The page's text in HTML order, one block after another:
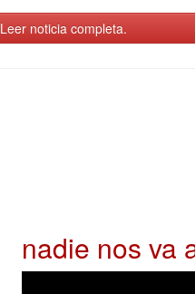
Leer noticia completa.
nadie nos va